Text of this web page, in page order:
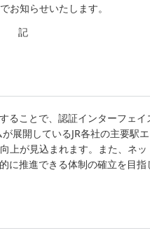
お知らせいたします。
記
ることで、認証インターフェ
展開しているJR各社の主要駅
上が見込まれます。また、ネ
推進できる体制の確立を目指